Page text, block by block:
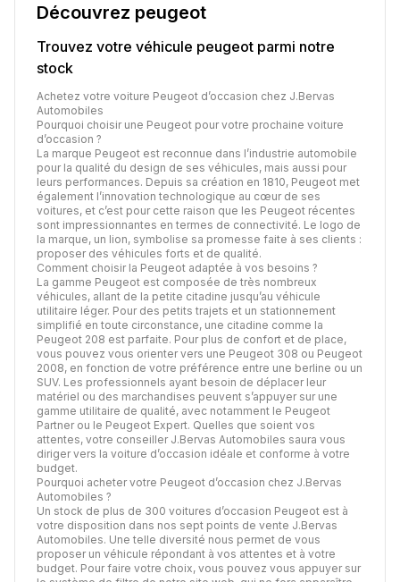
Découvrez peugeot
Trouvez votre véhicule peugeot parmi notre
stock
Achetez votre voiture Peugeot d’occasion chez J.Bervas
Automobiles
Pourquoi choisir une Peugeot pour votre prochaine voiture
d’occasion ?
La marque Peugeot est reconnue dans l’industrie automobile
pour la qualité du design de ses véhicules, mais aussi pour
leurs performances. Depuis sa création en 1810, Peugeot met
également l’innovation technologique au cœur de ses
voitures, et c’est pour cette raison que les Peugeot récentes
sont impressionnantes en termes de connectivité. Le logo de
la marque, un lion, symbolise sa promesse faite à ses clients :
proposer des véhicules forts et de qualité.
Comment choisir la Peugeot adaptée à vos besoins ?
La gamme Peugeot est composée de très nombreux
véhicules, allant de la petite citadine jusqu’au véhicule
utilitaire léger. Pour des petits trajets et un stationnement
simplifié en toute circonstance, une citadine comme la
Peugeot 208 est parfaite. Pour plus de confort et de place,
vous pouvez vous orienter vers une Peugeot 308 ou Peugeot
2008, en fonction de votre préférence entre une berline ou un
SUV. Les professionnels ayant besoin de déplacer leur
matériel ou des marchandises peuvent s’appuyer sur une
gamme utilitaire de qualité, avec notamment le Peugeot
Partner ou le Peugeot Expert. Quelles que soient vos
attentes, votre conseiller J.Bervas Automobiles saura vous
diriger vers la voiture d’occasion idéale et conforme à votre
budget.
Pourquoi acheter votre Peugeot d’occasion chez J.Bervas
Automobiles ?
Un stock de plus de 300 voitures d’occasion Peugeot est à
votre disposition dans nos sept points de vente J.Bervas
Automobiles. Une telle diversité nous permet de vous
proposer un véhicule répondant à vos attentes et à votre
budget. Pour faire votre choix, vous pouvez vous appuyer sur